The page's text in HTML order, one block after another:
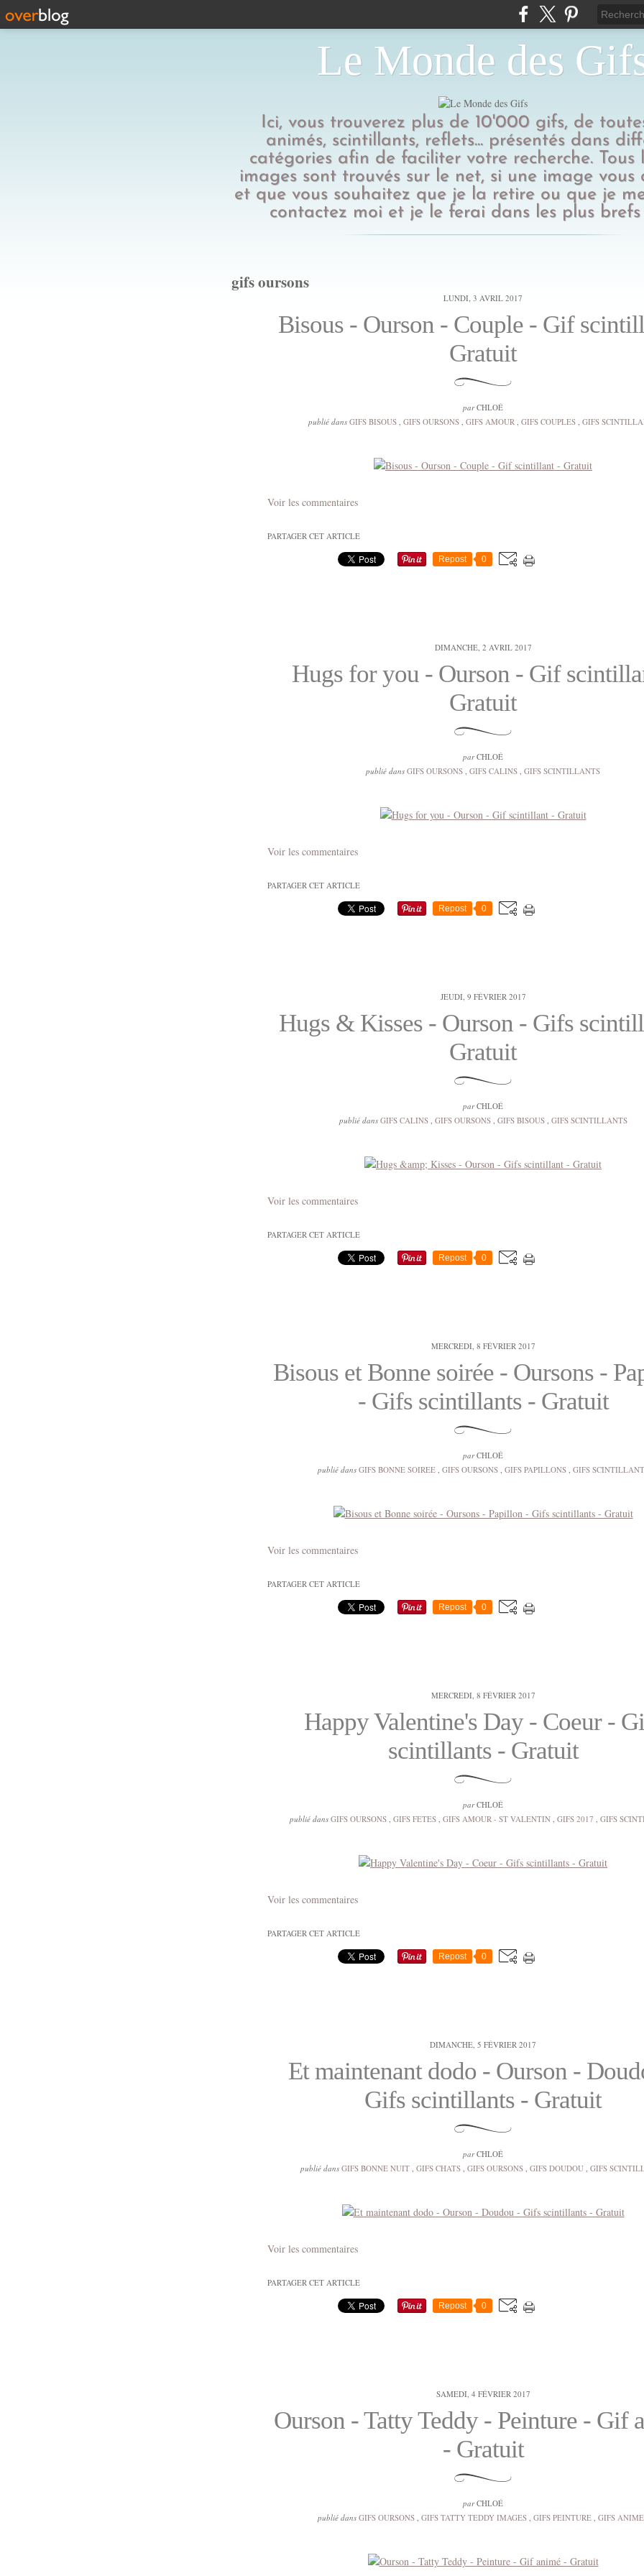
Le Monde des
Ici, vous trouverez plus de 10'000 gifs, de
animés, scintillants, reflets... présentés dans
catégories afin de faciliter votre recherche. Tous
images sont trouvés sur le net, si une image
et que vous souhaitez que je la retire ou que je
contactez moi et je le ferai dans les plus brefs
gifs oursons
LUNDI, 3 AVRIL 2017
Bisous - Ourson - Couple - Gif
Gratuit
parCHLOÉ
publié dans GIFS BISOUS, GIFS OURSONS, GIFS AMOUR, GIFS COUPLES, GIFS
Voir les commentaires
PARTAGER CET ARTICLE
Repost 0
DIMANCHE, 2 AVRIL 2017
Hugs for you - Ourson - Gif
Gratuit
parCHLOÉ
publié dans GIFS OURSONS , GIFS CALINS , GIFS SCINTILLANTS
Voir les commentaires
PARTAGER CET ARTICLE
Repost 0
JEUDI, 9 FÉVRIER 2017
Hugs & Kisses - Ourson - Gifs
Gratuit
parCHLOÉ
publié dans GIFS CALINS, GIFS OURSONS, GIFS BISOUS, GIFS SCINTILLANTS
Voir les commentaires
PARTAGER CET ARTICLE
Repost 0
MERCREDI, 8 FÉVRIER 2017
Bisous et Bonne soirée - Oursons -
- Gifs scintillants - Gratuit
parCHLOÉ
publié dans GIFS BONNE SOIREE, GIFS OURSONS, GIFS PAPILLONS, GIFS
Voir les commentaires
PARTAGER CET ARTICLE
Repost 0
MERCREDI, 8 FÉVRIER 2017
Happy Valentine's Day - Coeur -
scintillants - Gratuit
parCHLOÉ
publié dans GIFS OURSONS , GIFS FETES , GIFS AMOUR - ST VALENTIN , GIFS 2017 , GIFS
Voir les commentaires
PARTAGER CET ARTICLE
Repost 0
DIMANCHE, 5 FÉVRIER 2017
Et maintenant dodo - Ourson -
Gifs scintillants - Gratuit
parCHLOÉ
publié dans GIFS BONNE NUIT, GIFS CHATS, GIFS OURSONS, GIFS DOUDOU, GIFS
Voir les commentaires
PARTAGER CET ARTICLE
Repost 0
SAMEDI, 4 FÉVRIER 2017
Ourson - Tatty Teddy - Peinture - Gif
- Gratuit
parCHLOÉ
publié dans GIFS OURSONS , GIFS TATTY TEDDY IMAGES , GIFS PEINTURE , GIFS